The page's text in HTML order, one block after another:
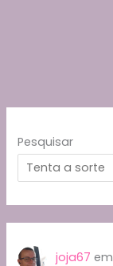
Pesquisar
joja67 em